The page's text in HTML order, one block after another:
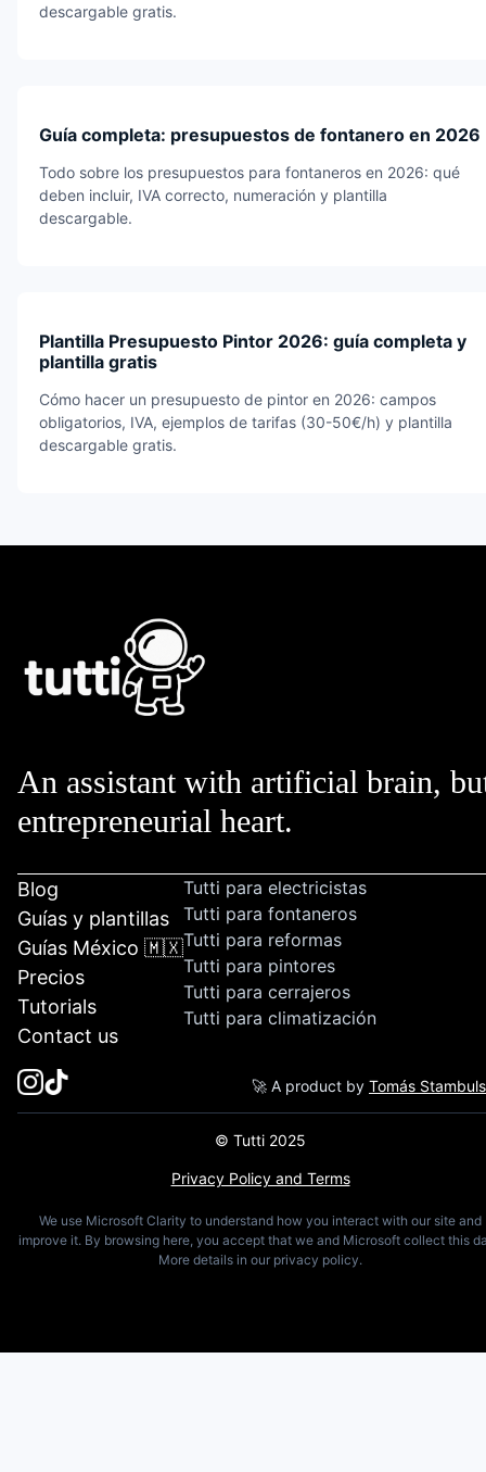
descargable gratis.
Guía completa: presupuestos de fontanero en 2026
Todo sobre los presupuestos para fontaneros en 2026: qué
deben incluir, IVA correcto, numeración y plantilla
descargable.
Plantilla Presupuesto Pintor 2026: guía completa y
plantilla gratis
Cómo hacer un presupuesto de pintor en 2026: campos
obligatorios, IVA, ejemplos de tarifas (30-50€/h) y plantilla
descargable gratis.
An assistant with artificial brain,
entrepreneurial heart.
Blog
Guías y plantillas
Guías México 🇲🇽
Precios
Tutorials
Contact us
Tutti para electricistas
Tutti para fontaneros
Tutti para reformas
Tutti para pintores
Tutti para cerrajeros
Tutti para climatización
🚀 A product by Tomás
© Tutti 2025
Privacy Policy and Terms
We use Microsoft Clarity to understand how you interact with our site and
improve it. By browsing here, you accept that we and Microsoft collect this
More details in our privacy policy.